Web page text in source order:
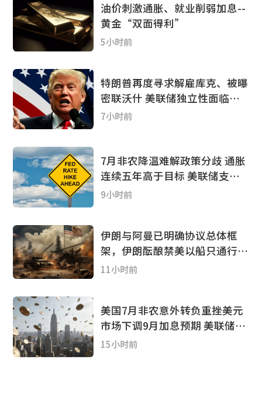
油价刺激通胀、就业削弱加息--
黄金“双面得利”
5小时前
特朗普再度寻求解雇库克、被曝
密联沃什 美联储独立性面临新
考验
7小时前
7月非农降温难解政策分歧 通胀
连续五年高于目标 美联储支持
加息阵营扩大
9小时前
伊朗与阿曼已明确协议总体框
架，伊朗酝酿禁美以船只通行，
特朗普却说谈判“取得进展”
11小时前
美国7月非农意外转负重挫美元
市场下调9月加息预期 美联储或
继续按兵不动
15小时前